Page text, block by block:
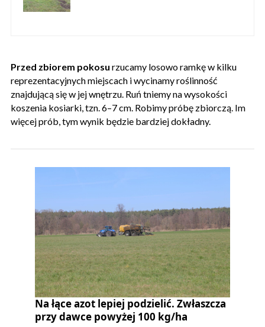
Przed zbiorem pokosu rzucamy losowo ramkę w kilku
reprezentacyjnych miejscach i wycinamy roślinność
znajdującą się w jej wnętrzu. Ruń tniemy na wysokości
koszenia kosiarki, tzn. 6–7 cm. Robimy próbę zbiorczą. Im
więcej prób, tym wynik będzie bardziej dokładny.
Na łące azot lepiej podzielić. Zwłaszcza
przy dawce powyżej 100 kg/ha